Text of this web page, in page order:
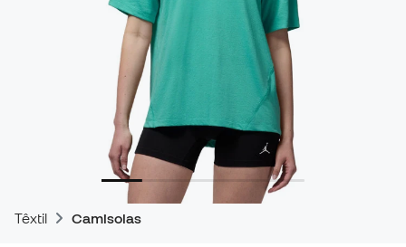
Têxtil Camisolas